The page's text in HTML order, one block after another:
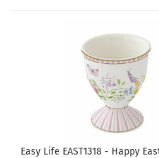
Easy Life EAST1318 - Happy